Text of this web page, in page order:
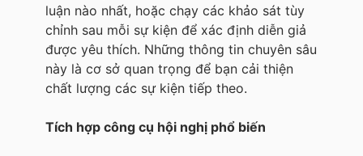
luận nào nhất, hoặc chạy các khảo sát tùy
chỉnh sau mỗi sự kiện để xác định diễn giả
được yêu thích. Những thông tin chuyên sâu
này là cơ sở quan trọng để bạn cải thiện
chất lượng các sự kiện tiếp theo.
Tích hợp công cụ hội nghị phổ biến